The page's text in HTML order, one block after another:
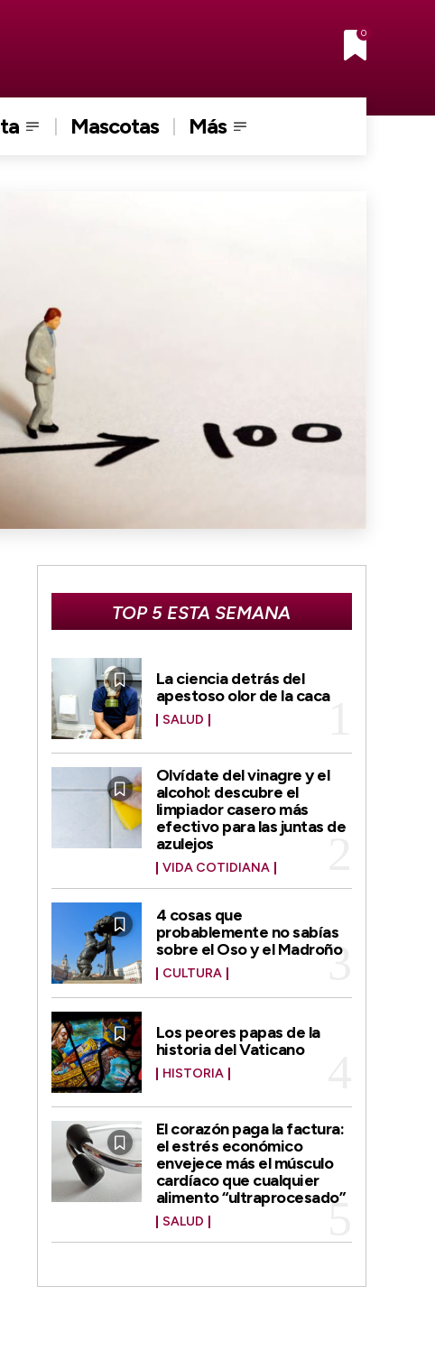
0
Mascotas Más
TOP 5 ESTA SEMANA
La ciencia detrás del
apestoso olor de la caca
SALUD
Olvídate del vinagre y el
alcohol: descubre el
limpiador casero más
efectivo para las juntas de
azulejos
VIDA COTIDIANA
4 cosas que
probablemente no sabías
sobre el Oso y el Madroño
CULTURA
Los peores papas de la
historia del Vaticano
HISTORIA
El corazón paga la factura:
el estrés económico
envejece más el músculo
cardíaco que cualquier
alimento “ultraprocesado”
SALUD